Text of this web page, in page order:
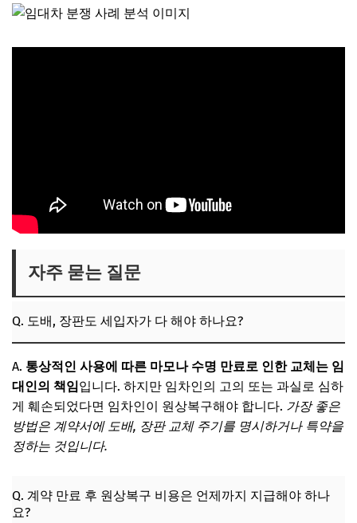
자주 묻는 질문
Q. 도배, 장판도 세입자가 다 해야 하나요?
A. 통상적인 사용에 따른 마모나 수명 만료로 인한 교체는 임
대인의 책임입니다. 하지만 임차인의 고의 또는 과실로 심하
게 훼손되었다면 임차인이 원상복구해야 합니다. 가장 좋은
방법은 계약서에 도배, 장판 교체 주기를 명시하거나 특약을
정하는 것입니다.
Q. 계약 만료 후 원상복구 비용은 언제까지 지급해야 하나
요?